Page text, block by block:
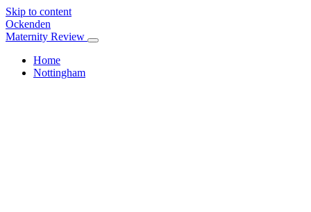
Skip to content
Ockenden
Maternity Review
Home
Nottingham